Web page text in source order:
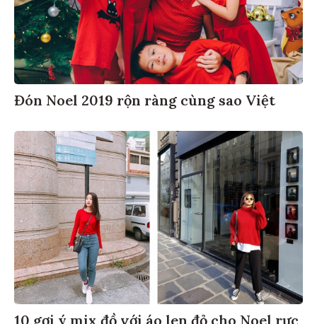
Đón Noel 2019 rộn ràng cùng sao Việt
10 gợi ý mix đồ với áo len đỏ cho Noel rực